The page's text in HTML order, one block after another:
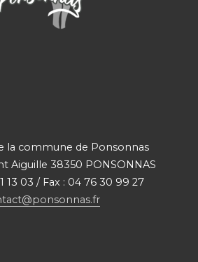
la commune de Ponsonnas
Aiguille 38350 PONSONNAS
13 03 / Fax : 04 76 30 99 27